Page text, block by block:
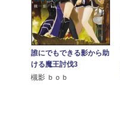
誰にでもできる影から助
ける魔王討伐3
槻影 ｂｏｂ